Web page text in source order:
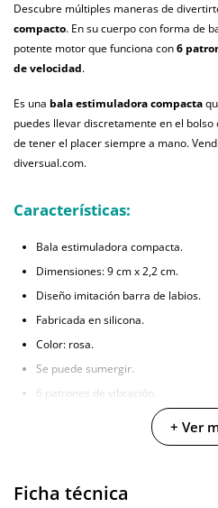
Descubre múltiples maneras de
compacto. En su cuerpo con forma de
potente motor que funciona con6
de velocidad.
Es una bala estimuladora compacta
puedes llevar discretamente en el
de tener el placer siempre a mano.
diversual.com.
Características:
Bala estimuladora compacta.
Dimensiones: 9 cm x 2,2 cm.
Diseño imitación barra de labios.
Fabricada en silicona.
Color: rosa.
Se puede sumergir.
6 patrones de vibración.
Cable USB para la recarga.
+ Ver
Ficha técnica